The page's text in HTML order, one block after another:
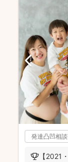
発達凸凹相
🏆【2021